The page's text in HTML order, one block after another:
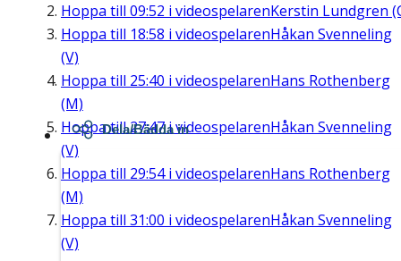
Hoppa till 09:52 i videospelarenKerstin Lundgren
Hoppa till 18:58 i videospelarenHåkan Svenneling
(V)
Hoppa till 25:40 i videospelarenHans Rothenberg
(M)
Hoppa till27:47i videospelarenHåkan Svenneling
(V)
Hoppa till 29:54i videospelarenHans Rothenberg
(M)
Hoppa till 31:00 i videospelarenHåkan Svenneling
(V)
Dela/Bädda in